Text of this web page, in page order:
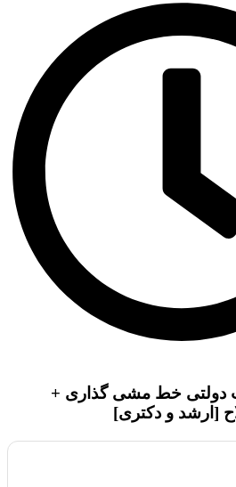
دولتی خط مشی گذاری +
[ارشد و دکتری]